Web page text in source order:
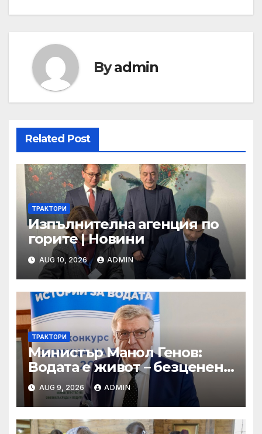
Byadmin
Related Post
ТРАКТОРИ
Изпълнителна агенция по
горите | Новини
AUG 10, 2026 ADMIN
ТРАКТОРИ
Министър Манол Генов:
Водата е живот – безценен
дар, който трябва да пазим
и ценим всеки ден!
AUG 9, 2026 ADMIN